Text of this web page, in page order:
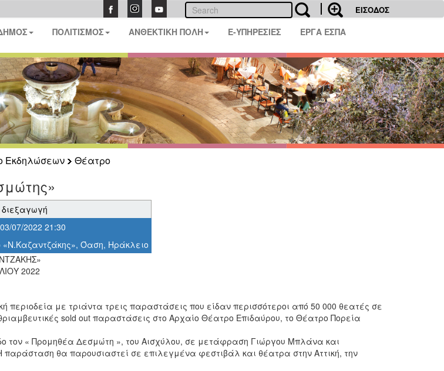
ΕΙΣΟΔΟΣ
ΠΟΛΙΤΙΣΜΟΣ ΑΝΘΕΚΤΙΚΗ ΠΟΛΗ E-ΥΠΗΡΕΣΙΕΣ ΕΡΓΑ ΕΣΠΑ
Εκδηλώσεων
Θέατρο
διεξαγωγή
07/2022 21:30
«Ν.Καζαντζάκης», Όαση, Ηράκλειο
2022
περιοδεία με τριάντα τρεις παραστάσεις που είδαν περισσότεροι από 50 000 θεατές σε
sold out παραστάσεις στο Αρχαίο Θέατρο Επιδαύρου, το Θέατρο Πορεία
τον « Προμηθέα Δεσμώτη », του Αισχύλου, σε μετάφραση Γιώργου Μπλάνα και
παράσταση θα παρουσιαστεί σε επιλεγμένα φεστιβάλ και θέατρα στην Αττική, την